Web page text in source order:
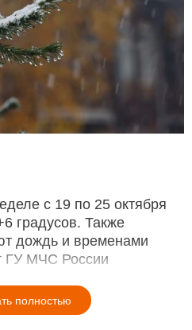
с 19 по 25 октября
градусов. Также
дождь и временами
ГУ МЧС России
полностью